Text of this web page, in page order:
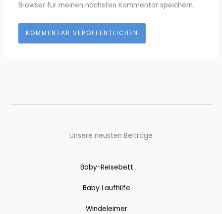
Browser für meinen nächsten Kommentar speichern.
Unsere neusten Beiträge
Baby-Reisebett
Baby Laufhilfe
Windeleimer